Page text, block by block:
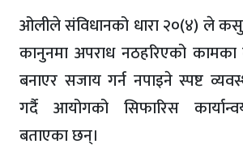
ओलीले संविधानको धारा २०(४) ले
कानुनमा अपराध नठहरिएको
बनाएर सजाय गर्न नपाइने स्पष्ट
गर्दै आयोगको सिफारिस
बताएका छन्।